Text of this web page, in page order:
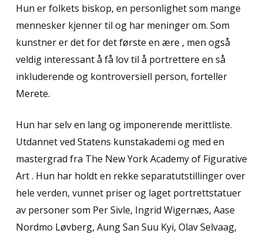
Hun er folkets biskop, en personlighet som mange
mennesker kjenner til og har meninger om. Som
kunstner er det for det første en ære , men også
veldig interessant å få lov til å portrettere en så
inkluderende og kontroversiell person, forteller
Merete.
Hun har selv en lang og imponerende merittliste.
Utdannet ved Statens kunstakademi og med en
mastergrad fra The New York Academy of Figurative
Art . Hun har holdt en rekke separatutstillinger over
hele verden, vunnet priser og laget portrettstatuer
av personer som Per Sivle, Ingrid Wigernæs, Aase
Nordmo Løvberg, Aung San Suu Kyi, Olav Selvaag,